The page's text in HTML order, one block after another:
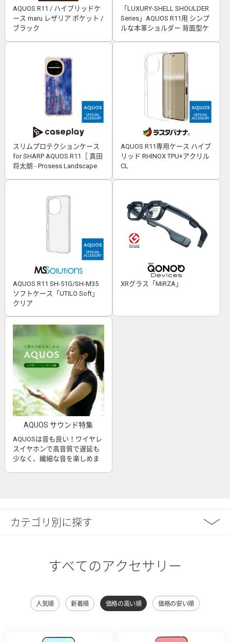
AQUOS R11 / ハイブリッドケ
ース maru レザリア ポケット /
ブラック
「LUXURY-SHELL SHOULDER
Series」AQUOS R11用 シンプ
ルな本革ショルダー 背面型ケ
スリムプロテクションケース
for SHARP AQUOS R11［ 真田
将太朗 - Prosess Landscape
AQUOS R11専用ケース ハイブ
リッド RHINOX TPU+アクリル
CL
AQUOS R11 SH-51G/SH-M35
ソフトケース「UTILO Soft」
クリア
XRグラス「MiRZA」
AQUOS サウンド特集
AQUOSは音も良い！ワイヤレ
スイヤホンで高音質で遅延も
少なく、繊細な音を楽しめま
カテゴリ別に探す
すべてのアクセサリー
人気順 新着順 価格の高い順 価格の安い順